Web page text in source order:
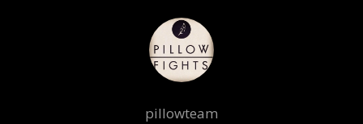
pillowteam